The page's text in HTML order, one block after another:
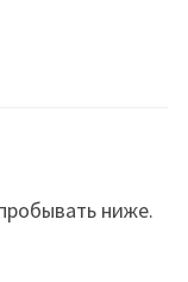
ниже.